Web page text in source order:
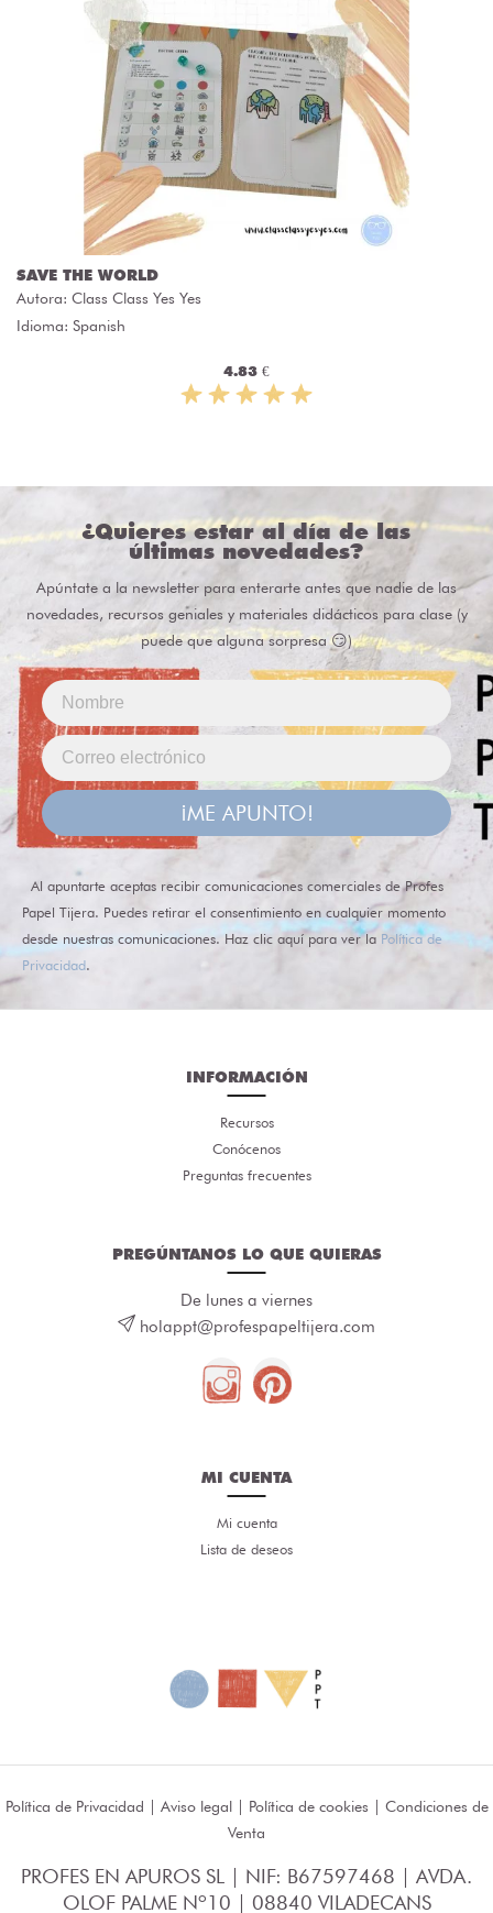
SAVE THE WORLD
Autora: Class Class Yes Yes
Idioma: Spanish
4.83 €
¿Quieres estar al día de las
últimas novedades?
Apúntate a la newsletter para enterarte antes que nadie de las
novedades, recursos geniales y materiales didácticos para clase (y
puede que alguna sorpresa 😏)
¡ME APUNTO!
Al apuntarte aceptas recibir comunicaciones comerciales de Profes
Papel Tijera. Puedes retirar el consentimiento en cualquier momento
desde nuestras comunicaciones. Haz clic aquí para ver la Política de
Privacidad.
INFORMACIÓN
Recursos
Conócenos
Preguntas frecuentes
PREGÚNTANOS LO QUE QUIERAS
De lunes a viernes
holappt@profespapeltijera.com
MI CUENTA
Mi cuenta
Lista de deseos
Política de Privacidad | Aviso legal| Política de cookies | Condiciones de
Venta
PROFES EN APUROS SL | NIF: B67597468 | AVDA.
OLOF PALME Nº10 | 08840 VILADECANS